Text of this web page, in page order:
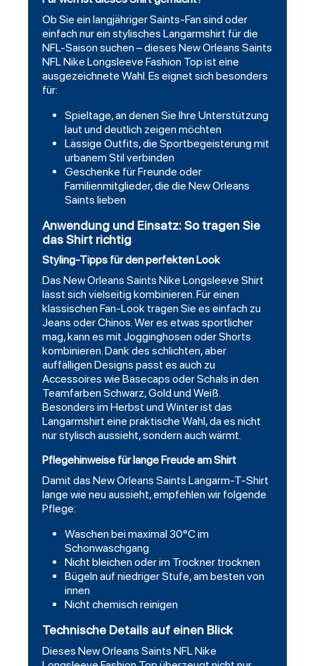
Ob Sie ein langjähriger Saints-Fan sind oder
einfach nur ein stylisches Langarmshirt für die
NFL-Saison suchen – dieses New Orleans Saints
NFL Nike Longsleeve Fashion Top ist eine
ausgezeichnete Wahl. Es eignet sich besonders
für:
Spieltage, an denen Sie Ihre Unterstützung
laut und deutlich zeigen möchten
Lässige Outfits, die Sportbegeisterung mit
urbanem Stil verbinden
Geschenke für Freunde oder
Familienmitglieder, die die New Orleans
Saints lieben
Anwendung und Einsatz: So tragen Sie
das Shirt richtig
Styling-Tipps für den perfekten Look
Das New Orleans Saints Nike Longsleeve Shirt
lässt sich vielseitig kombinieren. Für einen
klassischen Fan-Look tragen Sie es einfach zu
Jeans oder Chinos. Wer es etwas sportlicher
mag, kann es mit Jogginghosen oder Shorts
kombinieren. Dank des schlichten, aber
auffälligen Designs passt es auch zu
Accessoires wie Basecaps oder Schals in den
TeamfarbenSchwarz, Gold und Weiß.
Besonders im Herbst und Winter ist das
Langarmshirt eine praktische Wahl, da es nicht
nur stylisch aussieht, sondern auch wärmt.
Pflegehinweise für lange Freude am Shirt
Damit das New Orleans Saints Langarm-T-Shirt
lange wie neu aussieht, empfehlen wir folgende
Pflege:
Waschen bei maximal 30°C im
Schonwaschgang
Nicht bleichen oder im Trockner trocknen
Bügeln auf niedriger Stufe, am besten von
innen
Nicht chemisch reinigen
Technische Details auf einen Blick
Dieses New Orleans Saints NFL Nike